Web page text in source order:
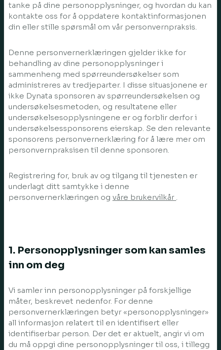
tanke på dine personopplysninger, og hvordan du kan
kontakte oss for å oppdatere kontaktinformasjonen
din eller stille spørsmål om vår personvernpraksis.
Denne personvernerklæringen gjelder ikke for
behandling av dine personopplysninger i
sammenheng med spørreundersøkelser som
administreres av tredjeparter. I disse situasjonene er
ikke Dynata sponsoren av spørreundersøkelsen og
undersøkelsesmetoden, og resultatene eller
undersøkelsesopplysningene er og forblir derfor i
undersøkelsessponsorens eierskap. Se den relevante
sponsorens personvernerklæring for å lære mer om
personvernpraksisen til denne sponsoren.
Registrering for, bruk av og tilgang til tjenesten er
underlagt ditt samtykke i denne
personvernerklæringen og våre brukervilkår .
1. Personopplysninger som kan samles
inn om deg
Vi samler inn personopplysninger på forskjellige
måter, beskrevet nedenfor. For denne
personvernerklæringen betyr «personopplysninger»
all informasjon relatert til en identifisert eller
identifiserbar person. Der det er aktuelt, angir vi om
du må oppgi dine personopplysninger til oss, i tillegg